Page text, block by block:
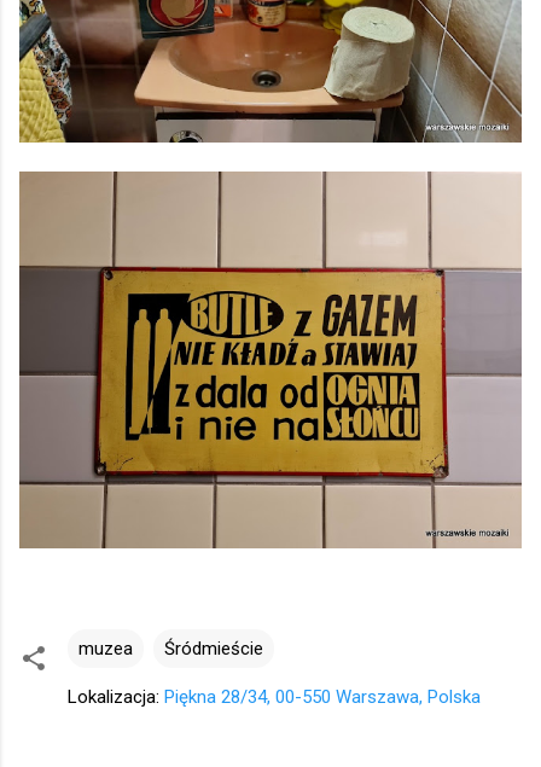
muzea Śródmieście
Lokalizacja: Piękna 28/34, 00-550 Warszawa, Polska